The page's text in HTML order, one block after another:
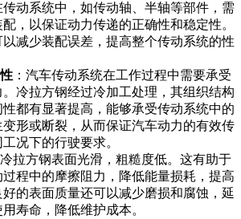
动系统中，如传动轴、半轴等部件，需
，以保证动力传递的正确性和稳定性。
减少装配误差，提高整个传动系统的性
：汽车传动系统在工作过程中需要承受
冷拉方钢经过冷加工处理，其组织结构
都有显著提高，能够承受传动系统中的
形或断裂，从而保证汽车动力的有效传
况下的行驶要求。
冷拉方钢表面光滑，粗糙度低。这有助于
程中的摩擦阻力，降低能量损耗，提高
的表面质量还可以减少磨损和腐蚀，延
寿命，降低维护成本。